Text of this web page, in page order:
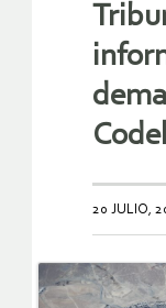
20 JULIO,